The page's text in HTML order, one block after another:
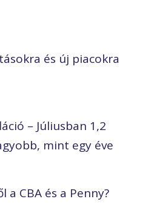
és új piacokra
– Júliusban 1,2
mint egy éve
a CBA és a Penny?